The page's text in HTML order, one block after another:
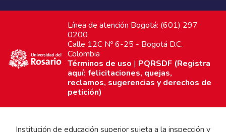
Línea de atención Bogotá: (601) 297
0200
Calle 12C Nº 6-25 - Bogotá D.C.
Colombia
Términos de uso | PQRSDF (Registra
aquí: felicitaciones, quejas,
reclamos, sugerencias y derechos de
petición)
Institución de educación superior sujeta a la inspección y